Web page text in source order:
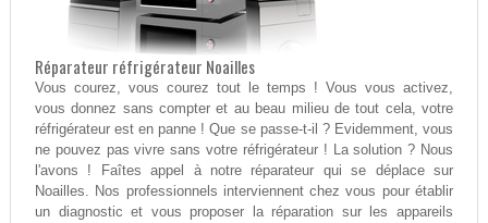
Réparateur réfrigérateur Noailles
Vous courez, vous courez tout le temps ! Vous vous activez,
vous donnez sans compter et au beau milieu de tout cela, votre
réfrigérateur est en panne ! Que se passe-t-il ? Evidemment, vous
ne pouvez pas vivre sans votre réfrigérateur ! La solution ? Nous
l'avons ! Faîtes appel à notre réparateur qui se déplace sur
Noailles. Nos professionnels interviennent chez vous pour établir
un diagnostic et vous proposer la réparation sur les appareils